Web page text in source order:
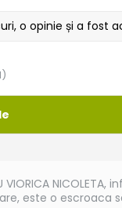
o opinie și a fost
VIORICA
este o escroaca